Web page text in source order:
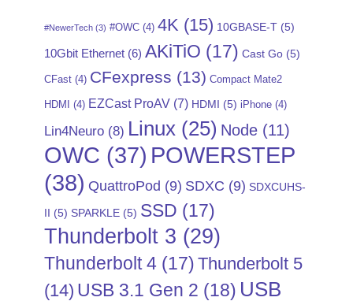
#NewerTech (3) #OWC (4) 4K (15) 10GBASE-T (5)
10Gbit Ethernet (6) AKiTiO (17) Cast Go (5)
CFast (4) CFexpress (13) Compact Mate2
HDMI (4) EZCast ProAV (7) HDMI (5) iPhone (4)
Lin4Neuro (8) Linux (25) Node (11)
OWC (37) POWERSTEP
(38) QuattroPod (9) SDXC (9) SDXCUHS-
II (5) SPARKLE (5) SSD (17)
Thunderbolt 3 (29)
Thunderbolt 4 (17) Thunderbolt 5
(14) USB 3.1 Gen 2 (18) USB